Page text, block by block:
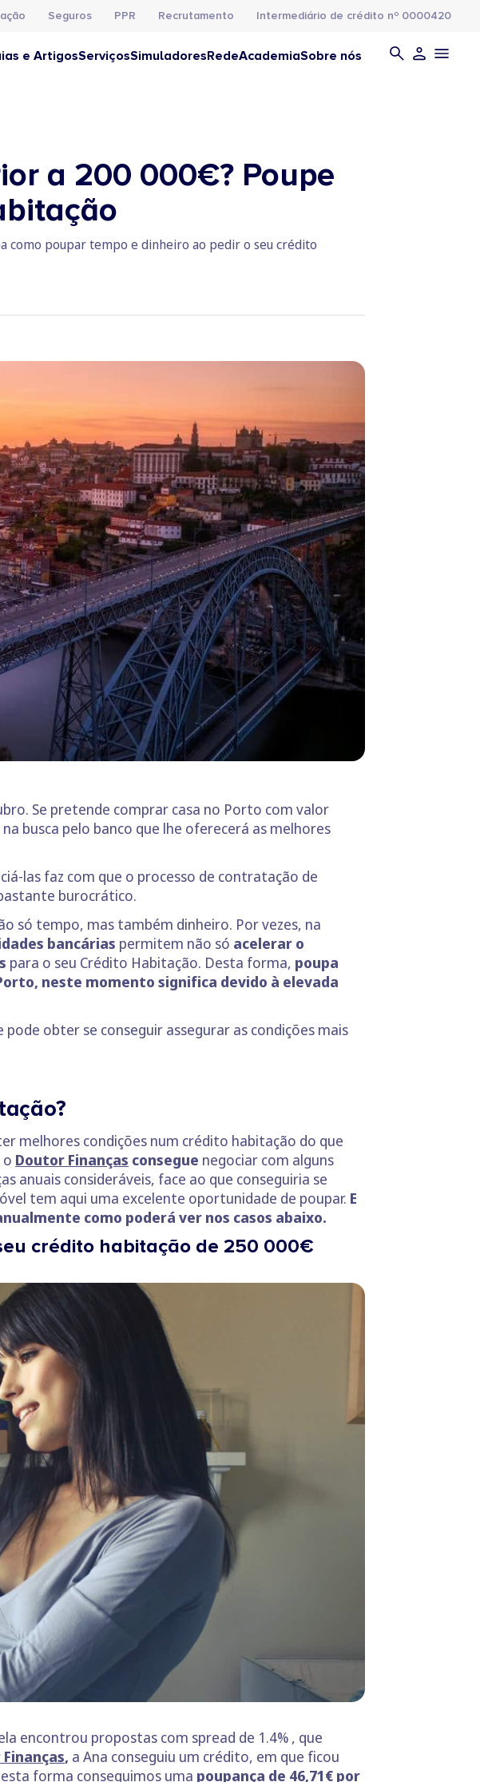
Seguros PPR Recrutamento Intermediário de crédito nº 0000420
e ArtigosServiçosSimuladoresRedeAcademiaSobre nós
a 200 000€? Poupe
como poupar tempo e dinheiro ao pedir o seu crédito
Se pretende comprar casa no Porto com valor
na busca pelo banco que lhe oferecerá as melhores
las faz com que o processo de contratação de
burocrático.
só tempo, mas também dinheiro. Por vezes, na
bancárias permitem não só acelerar o
para o seu Crédito Habitação. Desta forma, poupa
neste momento significa devido à elevada
pode obter se conseguir assegurar as condições mais
melhores condições num crédito habitação do que
Doutor Finanças consegue negociar com alguns
anuais consideráveis, face ao que conseguiria se
tem aqui uma excelente oportunidade de poupar. E
como poderá ver nos casos abaixo.
crédito habitação de 250 000€
encontrou propostas com spread de 1.4% , que
, a Ana conseguiu um crédito, em que ficou
forma conseguimos uma poupança de 46,71€ por